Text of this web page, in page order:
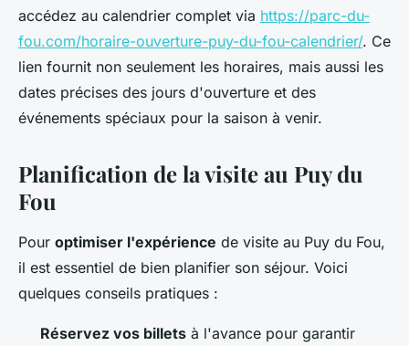
accédez au calendrier complet via https://parc-du-
fou.com/horaire-ouverture-puy-du-fou-calendrier/. Ce
lien fournit non seulement les horaires, mais aussi les
dates précises des jours d'ouverture et des
événements spéciaux pour la saison à venir.
Planification de la visite au Puy du
Fou
Pour optimiser l'expérience de visite au Puy du Fou,
il est essentiel de bien planifier son séjour. Voici
quelques conseils pratiques :
Réservez vos billets à l'avance pour garantir